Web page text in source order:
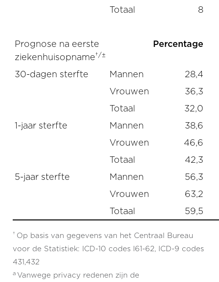
Totaal
8
Prognose na eerste
ziekenhuisopname†/±
Percentage
30-dagen sterfte Mannen
28,4
Vrouwen
36,3
Totaal
32,0
1-jaar sterfte
Mannen
38,6
Vrouwen
46,6
Totaal
42,3
5-jaar sterfte
Mannen
56,3
Vrouwen
63,2
Totaal
59,5
† Op basis van gegevens van het Centraal Bureau
voor de Statistiek: ICD-10 codes I61-62, ICD-9 codes
431,432
a Vanwege privacy redenen zijn de